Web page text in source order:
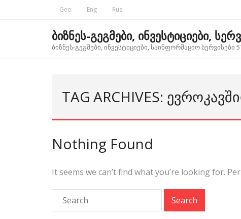
Geo Eng Rus
ბიზნეს-გეგმები, ინვესტიციები,
ბიზნეს-გეგმები, ინვესტიციები, საინფორმაციო სერვისები
TAG ARCHIVES:
Nothing Found
It seems we can’t find what you’re looking for.